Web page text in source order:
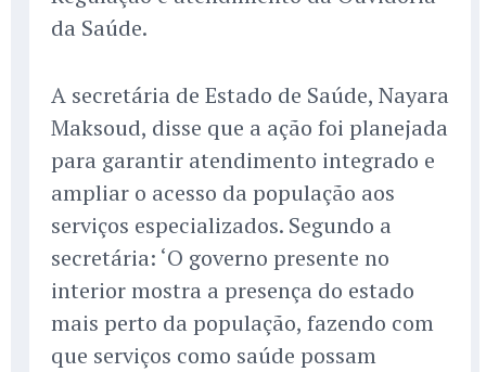
da Saúde.
A secretária de Estado de Saúde, Nayara
Maksoud, disse que a ação foi planejada
para garantir atendimento integrado e
ampliar o acesso da população aos
serviços especializados. Segundo a
secretária: ‘O governo presente no
interior mostra a presença do estado
mais perto da população, fazendo com
que serviços como saúde possam